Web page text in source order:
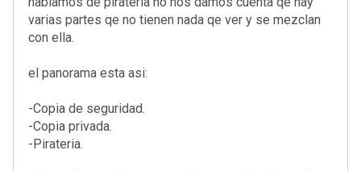
varias partes qe no tienen nada qe ver y se mezclan
con ella.
el panorama esta asi:
-Copia de seguridad.
-Copia privada.
-Pirateria.